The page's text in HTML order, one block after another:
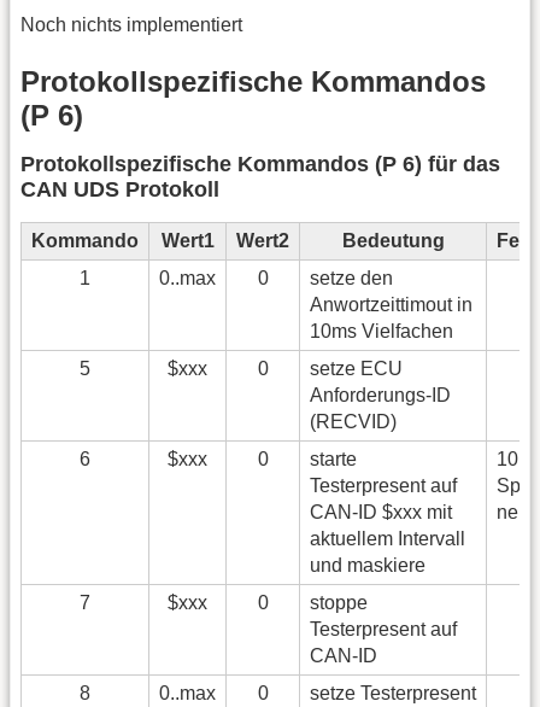
Noch nichts implementiert
Protokollspezifische Kommandos
(P 6)
Protokollspezifische Kommandos (P 6) für das
CAN UDS Protokoll
Kommando Wert1 Wert2 Bedeutung
1
0..max 0
setze den
Anwortzeittimout in
10ms Vielfachen
5
$xxx 0
setze ECU
Anforderungs-ID
(RECVID)
6
$xxx 0
starte
Testerpresent auf
CAN-ID $xxx mit
aktuellem Intervall
und maskiere
10
nehr)
7 $xxx 0
stoppe
Testerpresent auf
CAN-ID
8
0..max 0
setze Testerpresent